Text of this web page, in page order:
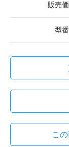
販売
型番
こ